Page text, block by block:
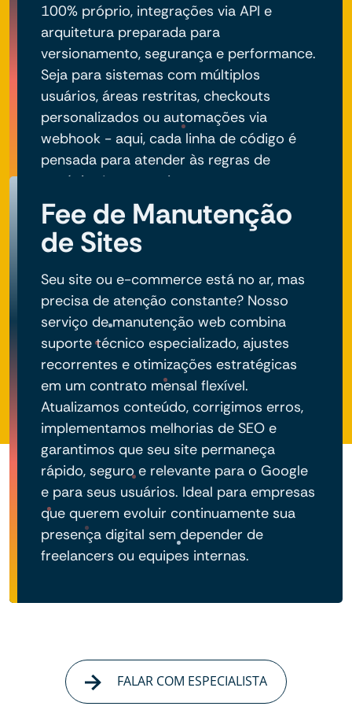
100% próprio, integrações via API e
arquitetura preparada para
versionamento, segurança e performance.
Seja para sistemas com múltiplos
usuários, áreas restritas, checkouts
personalizados ou automações via
webhook - aqui, cada linha de código é
pensada para atender às regras de
negócio do seu projeto.
Fee de Manutenção
de Sites
Seu site ou e-commerce está no ar, mas
precisa de atenção constante? Nosso
serviço de manutenção web combina
suporte técnico especializado, ajustes
recorrentes e otimizações estratégicas
em um contrato mensal flexível.
Atualizamos conteúdo, corrigimos erros,
implementamos melhorias de SEO e
garantimos que seu site permaneça
rápido, seguro e relevante para o Google
e para seus usuários. Ideal para empresas
que querem evoluir continuamente sua
presença digital sem depender de
freelancers ou equipes internas.
FALAR COM ESPECIALISTA